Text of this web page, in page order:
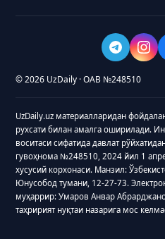
© 2026 UzDaily · ОАВ №248510
UzDaily.uz материалларидан
рухсати билан амалга оширилади.
воситаси сифатида давлат
гувоҳнома №248510, 2024 йил 1
хусусий корхонаси. Манзил:
Юнусобод тумани, 12-27-73.
муҳаррир: Умаров Анвар
таҳририят нуқтаи назарига мос